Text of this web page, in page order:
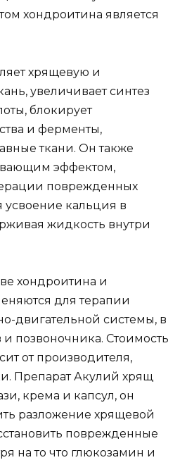
хондроитина является
хрящевую и
увеличивает синтез
блокирует
и ферменты,
ткани. Он также
эффектом,
поврежденных
усвоение кальция в
жидкость внутри
хондроитина и
для терапии
двигательной системы, в
и позвоночника. Стоимость
от производителя,
Препарат Акулий хрящ
крема и капсул, он
разложение хрящевой
поврежденные
на то что глюкозамин и